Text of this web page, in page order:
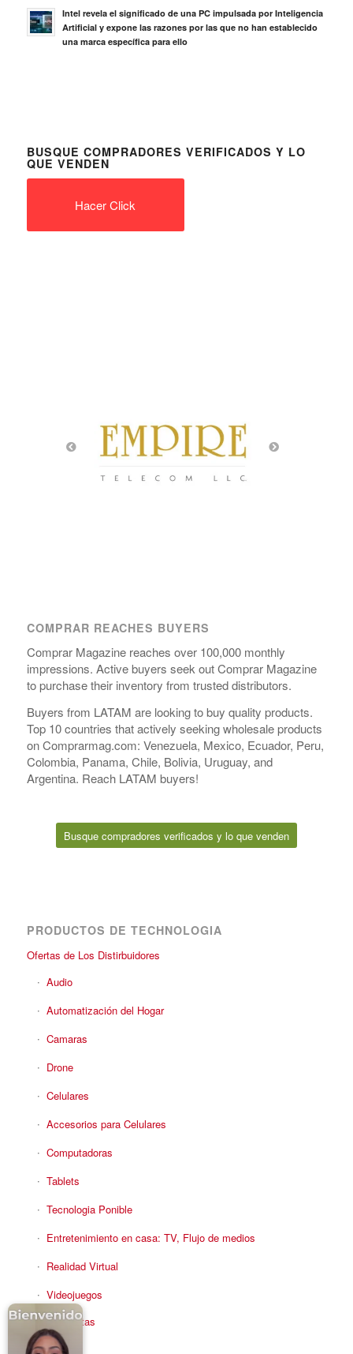
Intel revela el significado de una PC impulsada por Inteligencia
Artificial y expone las razones por las que no han establecido
una marca específica para ello
BUSQUE COMPRADORES VERIFICADOS Y LO
QUE VENDEN
Hacer Click
COMPRAR REACHES BUYERS
Comprar Magazine reaches over 100,000 monthly
impressions. Active buyers seek out Comprar Magazine
to purchase their inventory from trusted distributors.
Buyers from LATAM are looking to buy quality products.
Top 10 countries that actively seeking wholesale products
on Comprarmag.com: Venezuela, Mexico, Ecuador, Peru,
Colombia, Panama, Chile, Bolivia, Uruguay, and
Argentina. Reach LATAM buyers!
Busque compradores verificados y lo que venden
PRODUCTOS DE TECHNOLOGIA
Ofertas de Los Distirbuidores
Audio
Automatización del Hogar
Camaras
Drone
Celulares
Accesorios para Celulares
Computadoras
Tablets
Tecnologia Ponible
Entretenimiento en casa: TV, Flujo de medios
Realidad Virtual
Videojuegos
Reciba Ofertas